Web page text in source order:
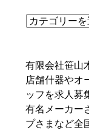
有限会社笹山
店舗什器やオ
ッフを求人募
有名メーカー
プさまなど全